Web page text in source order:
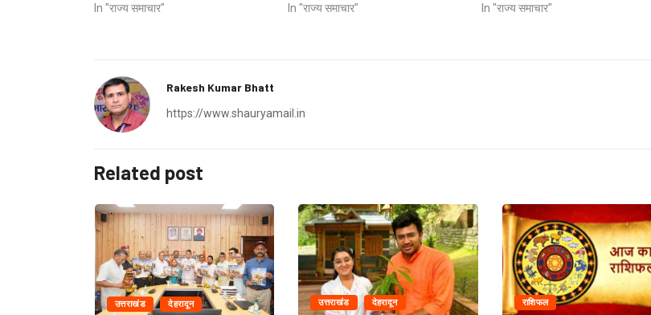
In "राज्य समाचार"
In "राज्य समाचार"
In "राज्य समाचार"
Rakesh Kumar Bhatt
https://www.shauryamail.in
Related post
उत्तराखंड देहरादून उत्तराखंड देहरादून राशिफल